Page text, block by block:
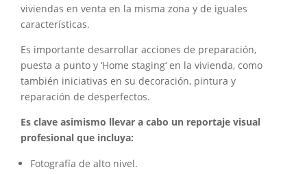
viviendas en venta en la misma zona y de iguales
características.
Es importante desarrollar acciones de preparación,
puesta a punto y ‘Home staging‘ en la vivienda, como
también iniciativas en su decoración, pintura y
reparación de desperfectos.
Es clave asimismo llevar a cabo un reportaje visual
profesional que incluya:
Fotografía de alto nivel.